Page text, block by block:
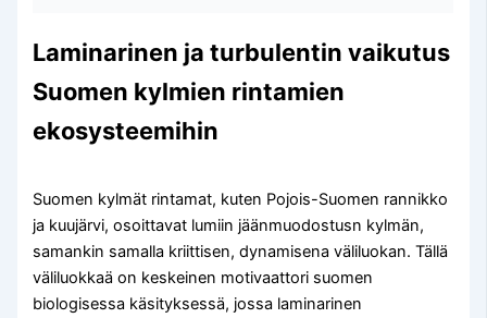
Laminarinen ja turbulentin vaikutus
Suomen kylmien rintamien
ekosysteemihin
Suomen kylmät rintamat, kuten Pojois-Suomen rannikko
ja kuujärvi, osoittavat lumiin jäänmuodostusn kylmän,
samankin samalla kriittisen, dynamisena väliluokan. Tällä
väliluokkaä on keskeinen motivaattori suomen
biologisessa käsityksessä, jossa laminarinen